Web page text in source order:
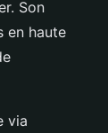
Son
en haute
via